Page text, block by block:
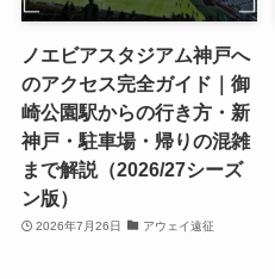
ノエビアスタジアム神戸へ
のアクセス完全ガイド｜御
崎公園駅からの行き方・新
神戸・駐車場・帰りの混雑
まで解説（2026/27シーズ
ン版）
2026年7月26日 アウェイ遠征